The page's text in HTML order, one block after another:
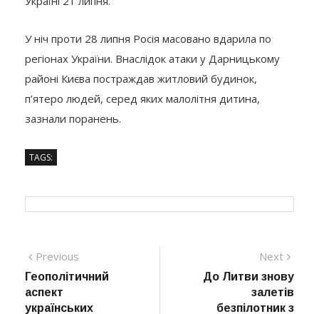
У ніч проти 28 липня Росія масовано вдарила по
регіонах України. Внаслідок атаки у Дарницькому
районі Києва постраждав житловий будинок,
п’ятеро людей, серед яких малолітня дитина,
зазнали поранень.
TAGS:
Навігація
записів
Previous
post:
Геополітичний
аспект
українських
Next
post:
До Литви знову
залетів
безпілотник з